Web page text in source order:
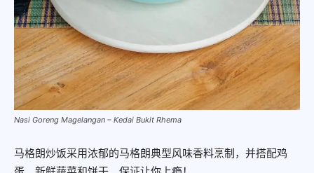
Nasi Goreng Magelangan – Kedai Bukit Rhema
马格朗炒饭采用浓郁的马格朗典型风味香料烹制，并搭配鸡